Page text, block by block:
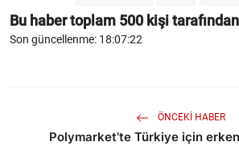
Bu haber toplam 500 kişi
Son güncellenme: 18:07:22
ÖNCEKI HABER
Polymarket’te Türkiye için